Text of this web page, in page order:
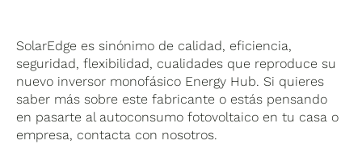
SolarEdge es sinónimo de calidad, eficiencia,
seguridad, flexibilidad, cualidades que reproduce su
nuevo inversor monofásico Energy Hub. Si quieres
saber más sobre este fabricante o estás pensando
en pasarte al autoconsumo fotovoltaico en tu casa o
empresa, contacta con nosotros.